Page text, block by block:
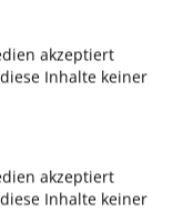
akzeptiert
Inhalte keiner
akzeptiert
Inhalte keiner